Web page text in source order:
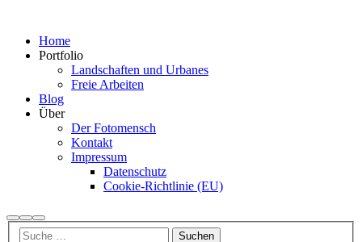
Home
Portfolio
Landschaften und Urbanes
Freie Arbeiten
Blog
Über
Der Fotomensch
Kontakt
Impressum
Datenschutz
Cookie-Richtlinie (EU)
Suchen
Mehr
Info
Hauptmenü